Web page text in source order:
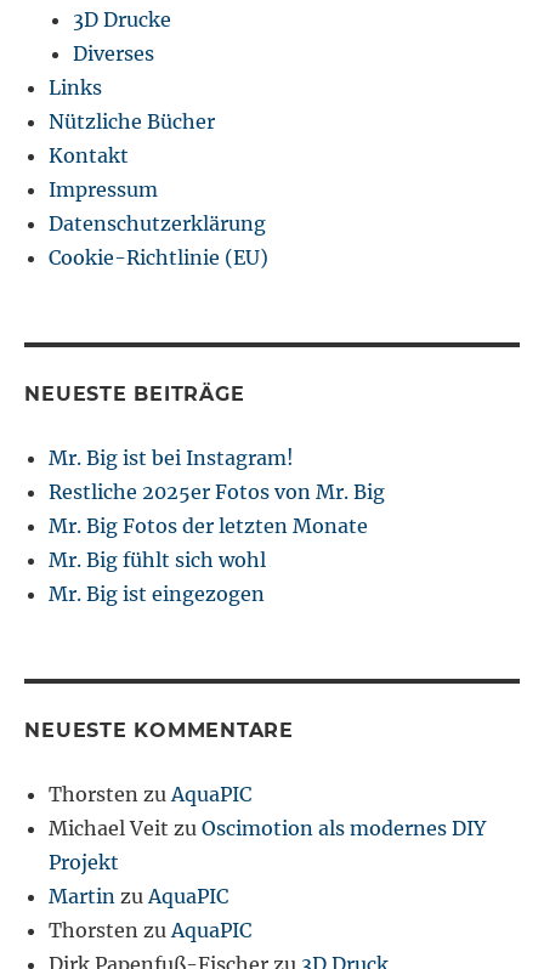
3D Drucke
Diverses
Links
Nützliche Bücher
Kontakt
Impressum
Datenschutzerklärung
Cookie-Richtlinie (EU)
NEUESTE BEITRÄGE
Mr. Big ist bei Instagram!
Restliche 2025er Fotos von Mr. Big
Mr. Big Fotos der letzten Monate
Mr. Big fühlt sich wohl
Mr. Big ist eingezogen
NEUESTE KOMMENTARE
Thorsten zuAquaPIC
Michael Veit zuOscimotion als modernes DIY
Projekt
Martin zuAquaPIC
Thorsten zuAquaPIC